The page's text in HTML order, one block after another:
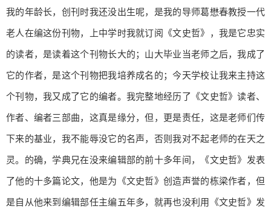
我的年龄长，创刊时我还没出生呢，是我的导师葛懋春教授一代
老人在编这份刊物，上中学时我就订阅《文史哲》，我是它忠实
的读者，是读着这个刊物长大的；山大毕业当老师之后，我成了
它的作者，是这个刊物把我培养成名的；今天学校让我来主持这
个刊物，我又成了它的编者。我完整地经历了《文史哲》读者、
作者、编者三部曲，这真是缘分，但，更是责任，这是老师们传
下来的基业，我不能辱没它的名声，否则我对不起老师的在天之
灵。的确，学典兄在没来编辑部的前十多年间，《文史哲》发表
了他的十多篇论文，他是为《文史哲》创造声誉的栋梁作者，但
是自从他来到编辑部任主编五年多，就再也没利用《文史哲》发